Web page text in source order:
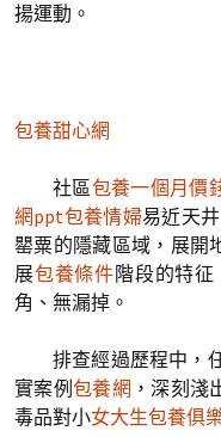
揚運動。
包養甜心網
社區包養一個月價
網ppt包養情婦易近天
罌粟的隱藏區域，展開
展包養條件階段的特
角、無漏掉。
排查經過歷程中，
實案例 包養網 ，深刻淺
毒品對小女大生包養俱